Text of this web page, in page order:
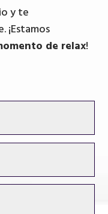
y te
¡Estamos
de relax!